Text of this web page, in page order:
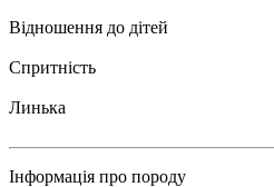
Відношення до дітей
Спритність
Линька
Інформація про породу